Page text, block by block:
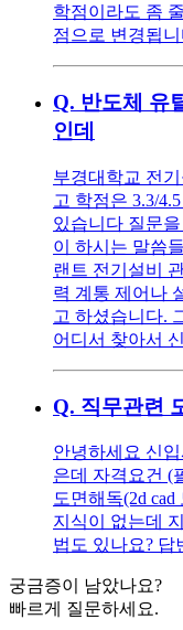
학점이라도 좀
점으로 변경됩
Q. 반도체 유
인데
부경대학교 전
고 학점은 3.3/
있습니다 질문
이 하시는 말씀
랜트 전기설비
력 계통 제어나
고 하셨습니다.
어디서 찾아서
Q. 직무관련
안녕하세요 신
은데 자격요건 (
도면해독(2d
지식이 없는데
법도 있나요?
궁금증이 남았나요?
빠르게 질문하세요.